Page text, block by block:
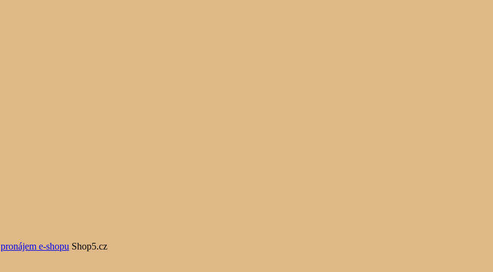
pronájem e-shopu Shop5.cz